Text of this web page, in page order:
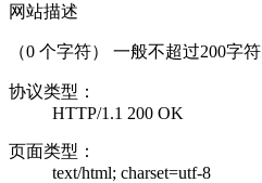
网站描述
（0 个字符） 一般不超过200字符
协议类型：
HTTP/1.1 200 OK
页面类型：
text/html; charset=utf-8